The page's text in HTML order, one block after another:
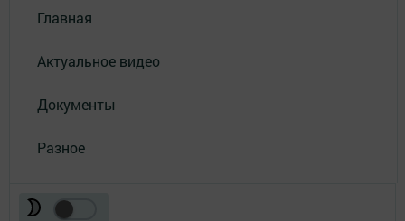
Главная
Актуальное видео
Документы
Разное